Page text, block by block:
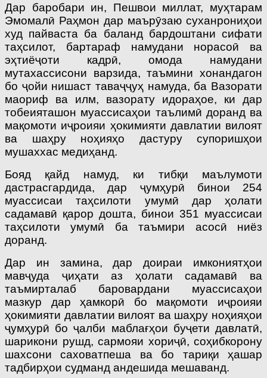
Дар баробари ин, Пешвои миллат, муҳтарам
Эмомалӣ Раҳмон дар маърӯзаю суханрониҳои
худ пайваста ба баланд бардоштани сифати
таҳсилот, бартараф намудани норасоӣ ва
эҳтиёҷоти кадрӣ, омода намудани
мутахассисони варзида, таъмини хонандагон
бо ҷойи нишаст таваҷҷуҳ намуда, ба Вазорати
маориф ва илм, вазорату идораҳое, ки дар
тобеияташон муассисаҳои таълимӣ доранд ва
мақомоти иҷроияи ҳокимияти давлатии вилоят
ва шаҳру ноҳияҳо дастуру супоришҳои
мушаххас медиҳанд.
Бояд қайд намуд, ки тибқи маълумоти
дастрасгардида, дар ҷумҳурӣ бинои 254
муассисаи таҳсилоти умумӣ дар ҳолати
садамавӣ қарор дошта, бинои 351 муассисаи
таҳсилоти умумӣ ба таъмири асосӣ ниёз
доранд.
Дар ин замина, дар доираи имкониятҳои
мавҷуда ҷиҳати аз ҳолати садамавӣ ва
таъмирталаб баровардани муассисаҳои
мазкур дар ҳамкорӣ бо мақомоти иҷроияи
ҳокимияти давлатии вилоят ва шаҳру ноҳияҳои
ҷумҳурӣ бо ҷалби маблағҳои буҷети давлатӣ,
шарикони рушд, сармояи хориҷӣ, соҳибкорону
шахсони саховатпеша ва бо тариқи ҳашар
тадбирҳои судманд андешида мешаванд.